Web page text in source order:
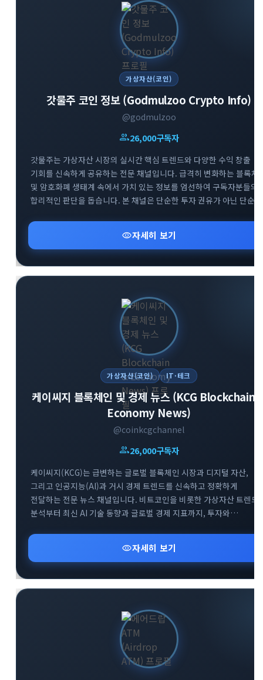
가상자산(코인)
갓물주 코인 정보 (Godmulzoo Crypto Info)
@godmulzoo
group26,000구독자
갓물주는 가상자산 시장의 실시간 핵심 트렌드와 다양한 수익 창출
기회를 신속하게 공유하는 전문 채널입니다. 급격히 변화하는 블록체
및 암호화폐 생태계 속에서 가치 있는 정보를 엄선하여 구독자분들의
합리적인 판단을 돕습니다. 본 채널은 단순한 투자 권유가 아닌 단순
투자 문화를 지향합니다. 시장의 흐름을 빠르게 파악하고 성공적인
투자 인사이트를 넓혀보세요.visibility자세히 보기
가상자산(코인) IT·테크
케이씨지 블록체인 및 경제 뉴스 (KCG Blockchain
Economy News)
@coinkcgchannel
group26,000구독자
케이씨지(KCG)는 급변하는 글로벌 블록체인 시장과 디지털 자산,
그리고 인공지능(AI)과 거시 경제 트렌드를 신속하고 정확하게
전달하는 전문 뉴스 채널입니다. 비트코인을 비롯한 가상자산 트렌드
분석부터 최신 AI 기술 동향과 글로벌 경제 지표까지, 투자와
웹사이트 및 소통방(카카오톡, 텔레그램 그룹)을 통해 커뮤니티
구성원들과 실시간으로 유익한 인사이트를 공유하고 있습니다.
변화하는 미래 기술과 금융 시장의 흐름을 가장 먼저 파악하고
성공적인 투자 전략을 수립해 보세요.
visibility자세히 보기